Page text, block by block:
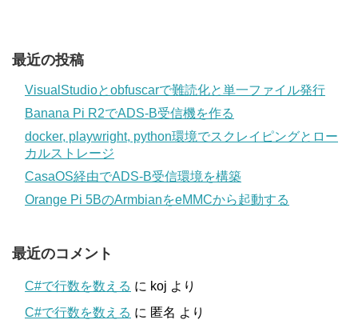
最近の投稿
VisualStudioとobfuscarで難読化と単一ファイル発行
Banana Pi R2でADS-B受信機を作る
docker, playwright, python環境でスクレイピングとロー
カルストレージ
CasaOS経由でADS-B受信環境を構築
Orange Pi 5BのArmbianをeMMCから起動する
最近のコメント
C#で行数を数える に koj より
C#で行数を数える に 匿名 より